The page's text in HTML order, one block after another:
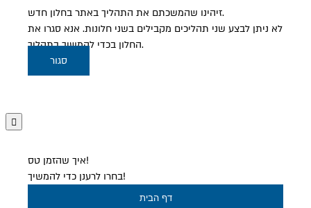
זיהינו שהמשכתם את התהליך באתר בחלון חדש.
לא ניתן לבצע שני תהליכים מקבילים בשני חלונות. אנא סגרו את
החלון בכדי להמשיך בתהליך.
סגור
איך שהזמן טס!
בחרו לרענן כדי להמשיך!
דף הבית